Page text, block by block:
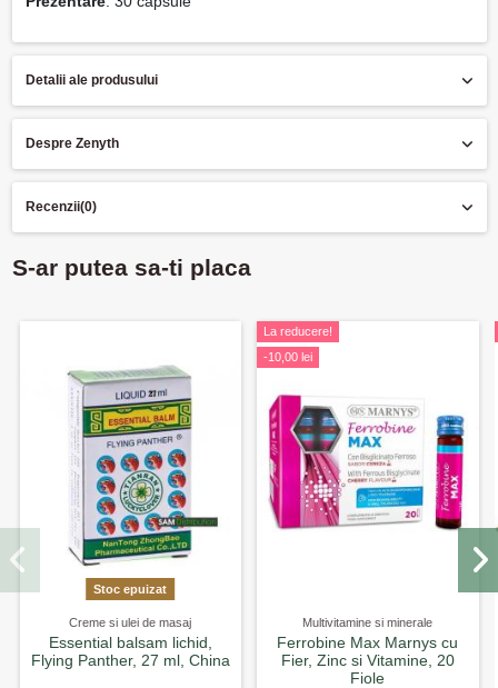
Detalii ale produsului
Despre Zenyth
Recenzii(0)
S-ar putea sa-ti placa
Stoc epuizat
Creme si ulei de masaj
Essential balsam lichid,
Flying Panther, 27 ml, China
La reducere!
-10,00 lei
Multivitamine si minerale
Ferrobine Max Marnys cu
Fier, Zinc si Vitamine, 20
Fiole